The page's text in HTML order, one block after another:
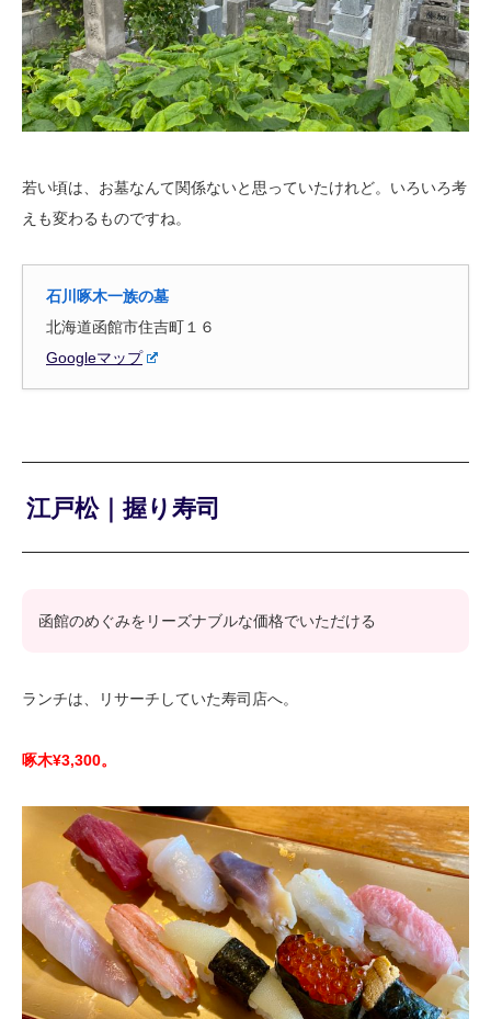
若い頃は、お墓なんて関係ないと思っていたけれど。いろいろ考
えも変わるものですね。
石川啄木一族の墓
北海道函館市住吉町１６
Googleマップ
江戸松｜握り寿司
函館のめぐみをリーズナブルな価格でいただける
ランチは、リサーチしていた寿司店へ。
啄木¥3,300。